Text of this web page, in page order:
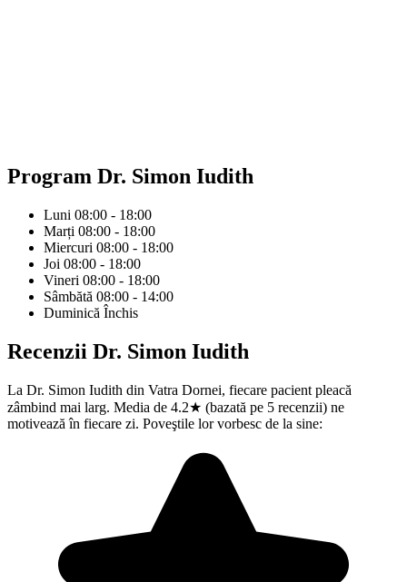
Program Dr. Simon Iudith
Luni 08:00 - 18:00
Marți 08:00 - 18:00
Miercuri 08:00 - 18:00
Joi 08:00 - 18:00
Vineri 08:00 - 18:00
Sâmbătă 08:00 - 14:00
Duminică Închis
Recenzii Dr. Simon Iudith
La Dr. Simon Iudith din Vatra Dornei, fiecare pacient pleacă
zâmbind mai larg. Media de 4.2★ (bazată pe 5 recenzii) ne
motivează în fiecare zi. Poveştile lor vorbesc de la sine: